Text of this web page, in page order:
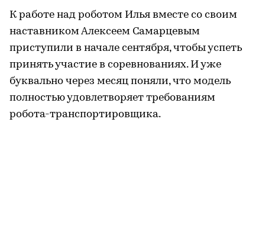
К работе над роботом Илья вместе со своим
наставником Алексеем Самарцевым
приступили в начале сентября, чтобы успеть
принять участие в соревнованиях. И уже
буквально через месяц поняли, что модель
полностью удовлетворяет требованиям
робота-транспортировщика.